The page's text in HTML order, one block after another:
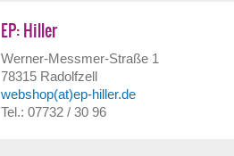
EP: Hiller
Werner-Messmer-Straße 1
78315 Radolfzell
webshop(at)ep-hiller.de
Tel.: 07732 / 30 96